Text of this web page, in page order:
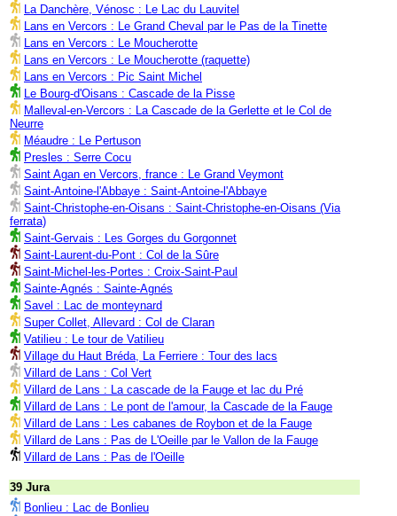
La Danchère, Vénosc : Le Lac du Lauvitel
Lans en Vercors : Le Grand Cheval par le Pas de la Tinette
Lans en Vercors : Le Moucherotte
Lans en Vercors : Le Moucherotte (raquette)
Lans en Vercors : Pic Saint Michel
Le Bourg-d'Oisans : Cascade de la Pisse
Malleval-en-Vercors : La Cascade de la Gerlette et le Col de
Neurre
Méaudre : Le Pertuson
Presles : Serre Cocu
Saint Agan en Vercors, france : Le Grand Veymont
Saint-Antoine-l'Abbaye : Saint-Antoine-l'Abbaye
Saint-Christophe-en-Oisans : Saint-Christophe-en-Oisans (Via
ferrata)
Saint-Gervais : Les Gorges du Gorgonnet
Saint-Laurent-du-Pont : Col de la Sûre
Saint-Michel-les-Portes : Croix-Saint-Paul
Sainte-Agnés : Sainte-Agnés
Savel : Lac de monteynard
Super Collet, Allevard : Col de Claran
Vatilieu : Le tour de Vatilieu
Village du Haut Bréda, La Ferriere : Tour des lacs
Villard de Lans : Col Vert
Villard de Lans : La cascade de la Fauge et lac du Pré
Villard de Lans : Le pont de l'amour, la Cascade de la Fauge
Villard de Lans : Les cabanes de Roybon et de la Fauge
Villard de Lans : Pas de L'Oeille par le Vallon de la Fauge
Villard de Lans : Pas de l'Oeille
39 Jura
Bonlieu : Lac de Bonlieu